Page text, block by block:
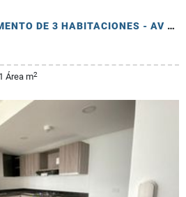
SE ARRIENDA APARTAMENTO DE 3 HABITACIONES - AV 19 NORTE
Área m2